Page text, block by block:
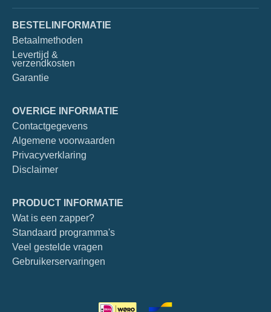
BESTELINFORMATIE
Betaalmethoden
Levertijd &
verzendkosten
Garantie
OVERIGE INFORMATIE
Contactgegevens
Algemene voorwaarden
Privacyverklaring
Disclaimer
PRODUCT INFORMATIE
Wat is een zapper?
Standaard programma's
Veel gestelde vragen
Gebruikerservaringen